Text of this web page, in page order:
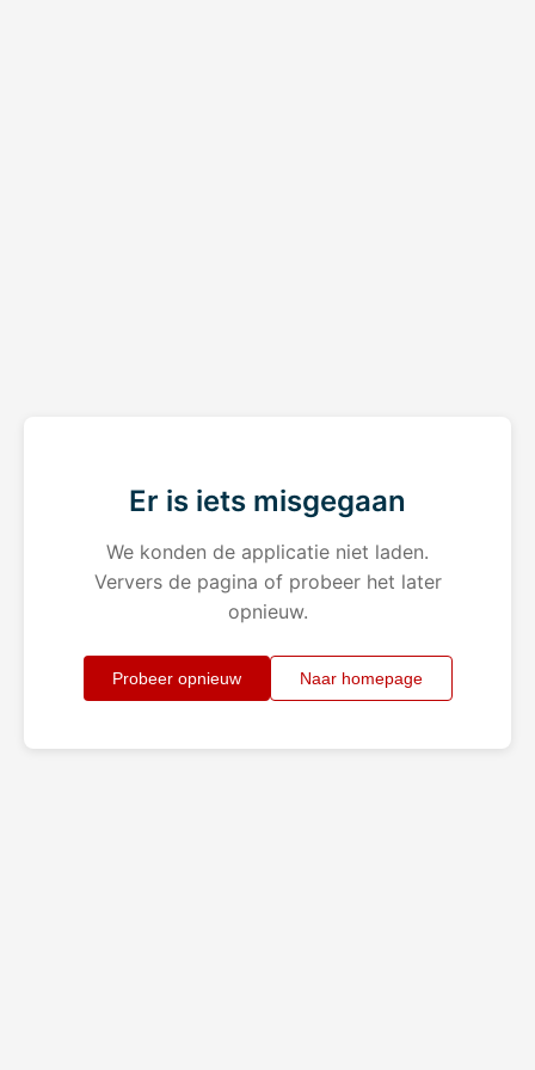
Er is iets misgegaan
We konden de applicatie niet laden.
Ververs de pagina of probeer het later
opnieuw.
Probeer opnieuw Naar homepage